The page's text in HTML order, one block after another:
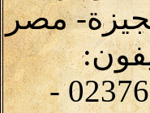
مصر
0237624409 -